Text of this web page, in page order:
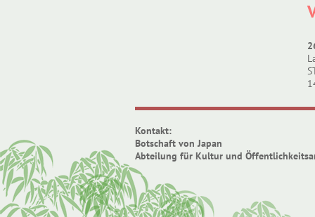
Kontakt:
Botschaft von Japan
Abteilung für Kultur und